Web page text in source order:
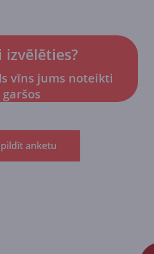
izvēlēties?
vīns jums noteikti
garšos
anketu